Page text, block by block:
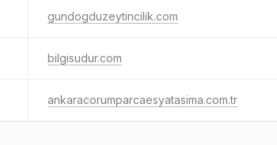
gundogduzeytincilik.com
bilgisudur.com
ankaracorumparcaesyatasima.com.tr